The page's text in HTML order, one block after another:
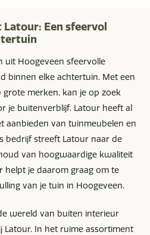
Een sfeervol
uit Hoogeveen sfeervolle
binnen elke achtertuin. Met een
merken, kan je op zoek
je buitenverblijf. Latour heeft al
aanbieden van tuinmeubelen en
bedrijf streeft Latour naar de
van hoogwaardige kwaliteit
helpt je daarom graag om te
van je tuin in Hoogeveen.
wereld van buiten interieur
Latour. In het ruime assortiment